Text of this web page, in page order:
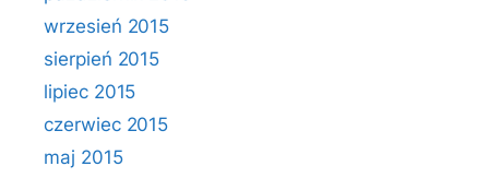
wrzesień 2015
sierpień 2015
lipiec 2015
czerwiec 2015
maj 2015